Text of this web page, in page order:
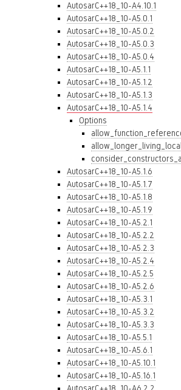
AutosarC++18_10-A4.10.1
AutosarC++18_10-A5.0.1
AutosarC++18_10-A5.0.2
AutosarC++18_10-A5.0.3
AutosarC++18_10-A5.0.4
AutosarC++18_10-A5.1.1
AutosarC++18_10-A5.1.2
AutosarC++18_10-A5.1.3
AutosarC++18_10-A5.1.4
Options
allow_longer_living_local
AutosarC++18_10-A5.1.6
AutosarC++18_10-A5.1.7
AutosarC++18_10-A5.1.8
AutosarC++18_10-A5.1.9
AutosarC++18_10-A5.2.1
AutosarC++18_10-A5.2.2
AutosarC++18_10-A5.2.3
AutosarC++18_10-A5.2.4
AutosarC++18_10-A5.2.5
AutosarC++18_10-A5.2.6
AutosarC++18_10-A5.3.1
AutosarC++18_10-A5.3.2
AutosarC++18_10-A5.3.3
AutosarC++18_10-A5.5.1
AutosarC++18_10-A5.6.1
AutosarC++18_10-A5.10.1
AutosarC++18_10-A5.16.1